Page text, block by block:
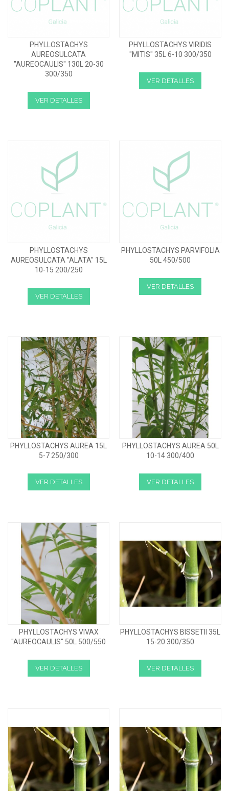
PHYLLOSTACHYS
AUREOSULCATA
"AUREOCAULIS" 130L 20-30
300/350
VER DETALLES
PHYLLOSTACHYS VIRIDIS
"MITIS" 35L 6-10 300/350
VER DETALLES
PHYLLOSTACHYS
AUREOSULCATA "ALATA" 15L
10-15 200/250
VER DETALLES
PHYLLOSTACHYS PARVIFOLIA
50L 450/500
VER DETALLES
PHYLLOSTACHYS AUREA 15L
5-7 250/300
VER DETALLES
PHYLLOSTACHYS AUREA 50L
10-14 300/400
VER DETALLES
PHYLLOSTACHYS VIVAX
"AUREOCAULIS" 50L 500/550
VER DETALLES
PHYLLOSTACHYS BISSETII 35L
15-20 300/350
VER DETALLES